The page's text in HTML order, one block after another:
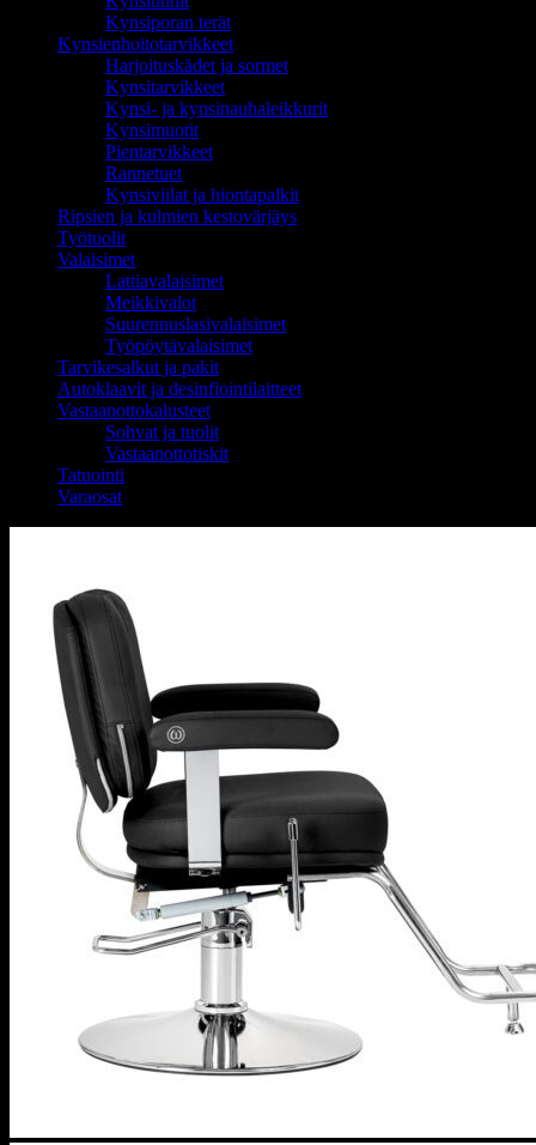
Kynsiporan terät
Kynsienhoitotarvikkeet
Harjoituskädet ja sormet
Kynsitarvikkeet
Kynsi- ja kynsinauhaleikkurit
Kynsimuotit
Pientarvikkeet
Rannetuet
Kynsiviilat ja hiontapalkit
Ripsien ja kulmien kestovärjäys
Työtuolit
Valaisimet
Lattiavalaisimet
Meikkivalot
Suurennuslasivalaisimet
Työpöytävalaisimet
Tarvikesalkut ja pakit
Autoklaavit ja desinfiointilaitteet
Vastaanottokalusteet
Sohvat ja tuolit
Vastaanottotiskit
Tatuointi
Varaosat